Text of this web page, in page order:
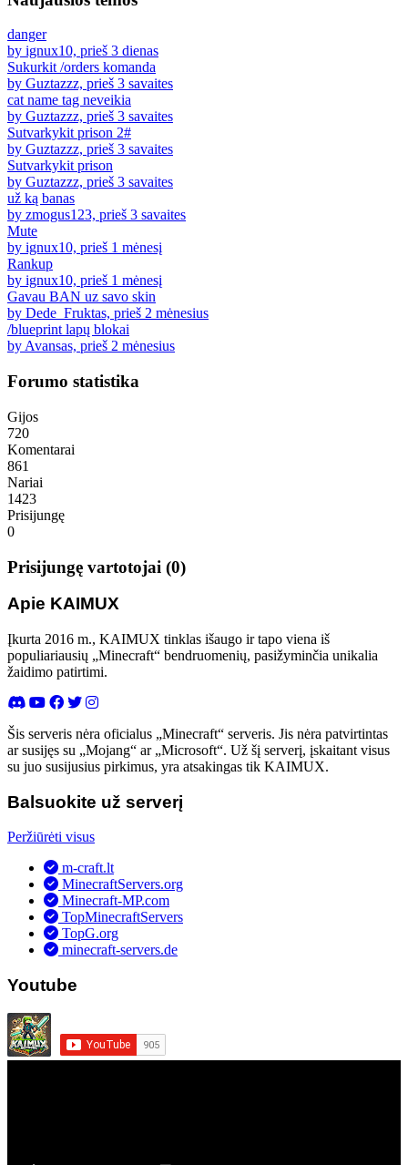
danger
by ignux10, prieš 3 dienas
Sukurkit /orders komanda
by Guztazzz, prieš 3 savaites
cat name tag neveikia
by Guztazzz, prieš 3 savaites
Sutvarkykit prison 2#
by Guztazzz, prieš 3 savaites
Sutvarkykit prison
by Guztazzz, prieš 3 savaites
už ką banas
by zmogus123, prieš 3 savaites
Mute
by ignux10, prieš 1 mėnesį
Rankup
by ignux10, prieš 1 mėnesį
Gavau BAN uz savo skin
by Dede_Fruktas, prieš 2 mėnesius
/blueprint lapų blokai
by Avansas, prieš 2 mėnesius
Forumo statistika
Gijos
720
Komentarai
861
Nariai
1423
Prisijungę
0
Prisijungę vartotojai (0)
Apie KAIMUX
Įkurta 2016 m., KAIMUX tinklas išaugo ir tapo viena iš
populiariausių „Minecraft“ bendruomenių, pasižyminčia unikalia
žaidimo patirtimi.
Šis serveris nėra oficialus „Minecraft“ serveris. Jis nėra patvirtintas
ar susijęs su „Mojang“ ar „Microsoft“. Už šį serverį, įskaitant visus
su juo susijusius pirkimus, yra atsakingas tik KAIMUX.
Balsuokite už serverį
Peržiūrėti visus
m-craft.lt
MinecraftServers.org
Minecraft-MP.com
TopMinecraftServers
TopG.org
minecraft-servers.de
Youtube